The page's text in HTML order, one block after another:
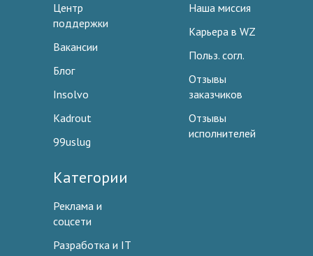
Центр
поддержки
Вакансии
Блог
Insolvo
Kadrout
99uslug
Наша миссия
Карьера в WZ
Польз. согл.
Отзывы
заказчиков
Отзывы
исполнителей
Категории
Реклама и
соцсети
Разработка и IT